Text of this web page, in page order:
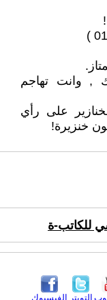
, وانت تهاجم
على رأي
خنزيرة!
للكاتب-ة
الفيسبوك التويتر